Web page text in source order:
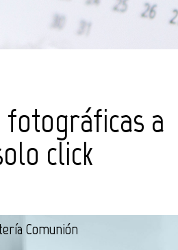
fotográficas a
click
Comunión